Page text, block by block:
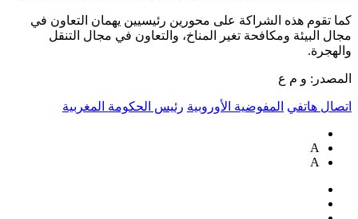
كما تقوم هذه الشراكة على محورين رئيسيين يهمان التعاون في
مجال البيئة ومكافحة تغير المناخ، والتعاون في مجال التنقل
والهجرة.
المصدر: و م ع
اتصال هاتفي المفوضية الأوروبية رئيس الحكومة المغربية
A
A